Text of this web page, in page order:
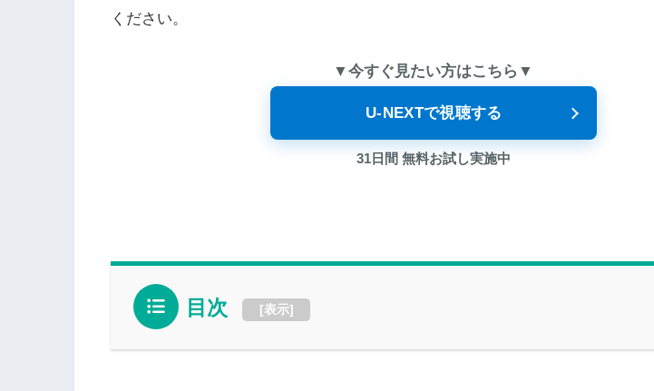
ください。
▼今すぐ見たい方はこちら▼
U-NEXTで視聴する
31日間 無料お試し実施中
目次 [表示]